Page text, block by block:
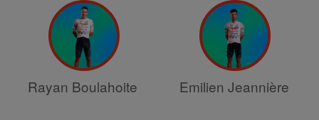
Rayan Boulahoite Emilien Jeannière